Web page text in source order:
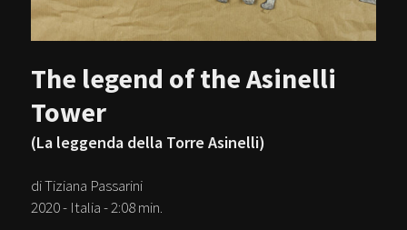
The legend of the Asinelli
Tower
(La leggenda della Torre Asinelli)
di Tiziana Passarini
2020 - Italia - 2:08 min.